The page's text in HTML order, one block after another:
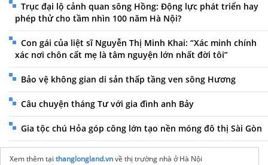
Trục đại lộ cảnh quan sông Hồng: Động lực phát triển hay
phép thử cho tầm nhìn 100 năm Hà Nội?
Con gái của liệt sĩ Nguyễn Thị Minh Khai: “Xác minh chính
xác nơi chôn cất mẹ là tâm nguyện lớn nhất đời tôi”
Bảo vệ không gian di sản thấp tầng ven sông Hương
Câu chuyện tháng Tư với gia đình anh Bảy
Gia tộc chú Hỏa góp công lớn tạo nền móng đô thị Sài Gòn
Xem thêm tại thanglongland.vnvề thị trường nhà ở Hà Nội